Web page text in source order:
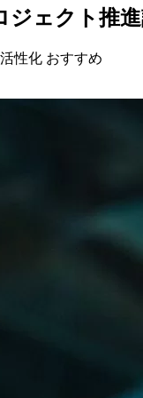
ジェクト推
性化 おすすめ